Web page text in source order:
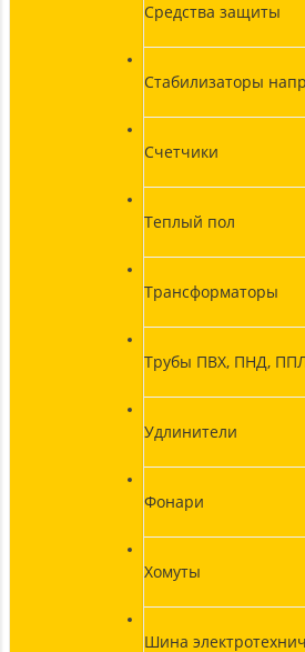
Средства защиты
Стабилизаторы
Счетчики
Теплый пол
Трансформаторы
Трубы ПВХ, ПНД,
Удлинители
Фонари
Хомуты
Шина